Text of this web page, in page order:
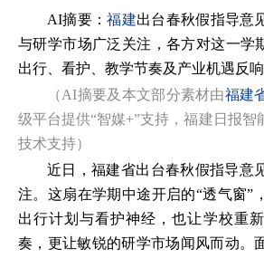
AI摘要：福建出台春秋假指导意
与研学市场广泛关注，各方对这一学
出行、看护、教学节奏及产业机遇反响
（AI摘要及本文部分素材由福建
级平台提供“智媒+”支持，福建日报智
技术支持）
近日，福建省出台春秋假指导意
注。这扇在学期中途开启的“透气窗”
出行计划与看护神经，也让学校重
奏，更让敏锐的研学市场闻风而动。